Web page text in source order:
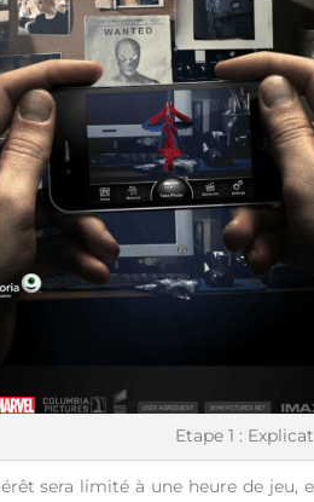
Etape 1 :
sera limité à une heure de